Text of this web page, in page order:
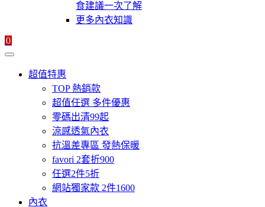
食建議一次了解
更多內衣知識
0
超值特惠
TOP 熱銷款
超值任選 多件優惠
零碼出清99起
涼感透氣內衣
抗溫差專區 發熱保暖
favori 2套折900
任選2件5折
網站獨家款 2件1600
內衣